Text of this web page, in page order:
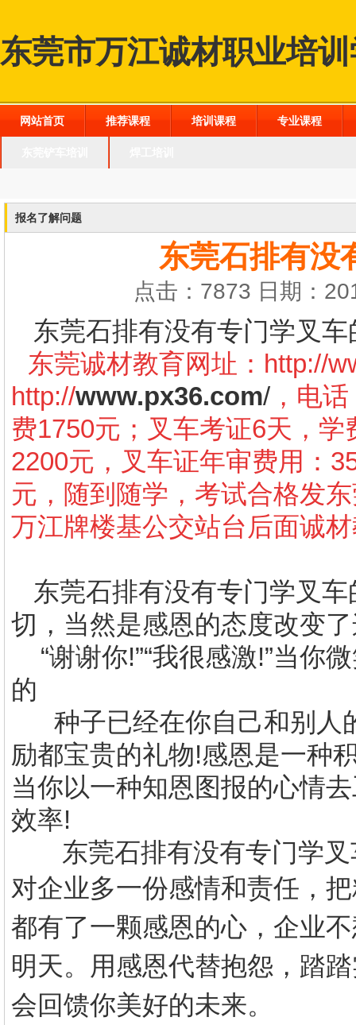
东莞市万江诚材职业培
网站首页 推荐课程 培训课程 专业课程
报名了解问题
东莞石排有没
点击：7873 日期：
东莞石排有没有专门学叉
东莞诚材教育网址： http://
http://www.px36.com/ ，电
费1750元；叉车考证6天，
2200元，叉车证年审费用：
元，随到随学，考试合格发
万江牌楼基公交站台后面诚
东莞石排有没有专门学叉
切，当然是感恩的态度改变
“谢谢你!”“我很感激!”当你
的
种子已经在你自己和别人
励都宝贵的礼物!感恩是一种
当你以一种知恩图报的心情
效率!
东莞石排有没有专门学
对企业多一份感情和责任，
都有了一颗感恩的心，企业
明天。用感恩代替抱怨，踏
会回馈你美好的未来。